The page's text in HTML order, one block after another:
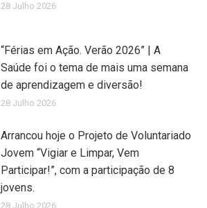
28 Julho 2026
“Férias em Ação. Verão 2026” | A
Saúde foi o tema de mais uma semana
de aprendizagem e diversão!
28 Julho 2026
Arrancou hoje o Projeto de Voluntariado
Jovem “Vigiar e Limpar, Vem
Participar!”, com a participação de 8
jovens.
28 Julho 2026